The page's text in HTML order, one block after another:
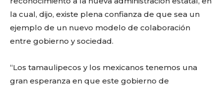
la cual, dijo, existe plena confianza de que sea un
ejemplo de un nuevo modelo de colaboración
entre gobierno y sociedad.
“Los tamaulipecos y los mexicanos tenemos una
gran esperanza en que este gobierno de